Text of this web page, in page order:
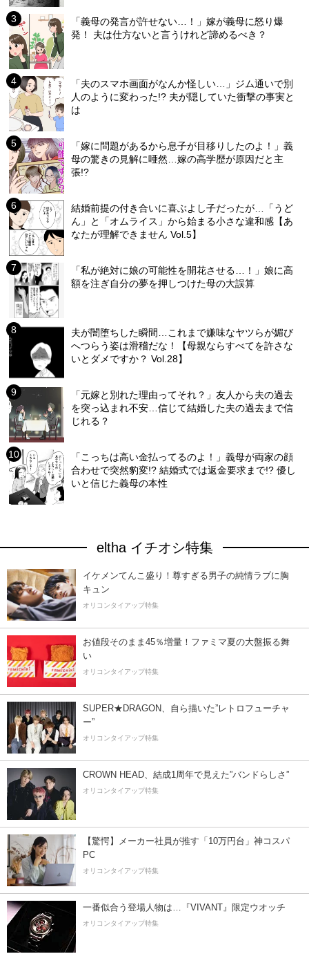
「義母の発言が許せない…！」嫁が義母に怒り爆
発！ 夫は仕方ないと言うけれど諦めるべき？
「夫のスマホ画面がなんか怪しい…」ジム通いで別
人のように変わった!? 夫が隠していた衝撃の事実と
は
「嫁に問題があるから息子が目移りしたのよ！」義
母の驚きの見解に唖然…嫁の高学歴が原因だと主
張!?
結婚前提の付き合いに喜ぶよし子だったが…「うど
ん」と「オムライス」から始まる小さな違和感【あ
なたが理解できません Vol.5】
「私が絶対に娘の可能性を開花させる…！」娘に高
額を注ぎ自分の夢を押しつけた母の大誤算
夫が闇堕ちした瞬間…これまで嫌味なヤツらが媚び
へつらう姿は滑稽だな！【母親ならすべてを許さな
いとダメですか？ Vol.28】
「元嫁と別れた理由ってそれ？」友人から夫の過去
を突っ込まれ不安…信じて結婚した夫の過去まで信
じれる？
「こっちは高い金払ってるのよ！」義母が両家の顔
合わせで突然豹変!? 結婚式では返金要求まで!? 優し
いと信じた義母の本性
eltha イチオシ特集
イケメンてんこ盛り！尊すぎる男子の純情ラブに胸
キュン
オリコンタイアップ特集
お値段そのまま45％増量！ファミマ夏の大盤振る舞
い
オリコンタイアップ特集
SUPER★DRAGON、自ら描いた”レトロフューチャ
ー”
オリコンタイアップ特集
CROWN HEAD、結成1周年で見えた”バンドらしさ”
オリコンタイアップ特集
【驚愕】メーカー社員が推す「10万円台」神コスパ
PC
オリコンタイアップ特集
一番似合う登場人物は…『VIVANT』限定ウオッチ
オリコンタイアップ特集